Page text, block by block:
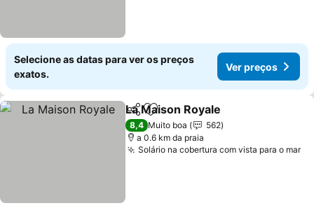
Selecione as datas para ver os preços
exatos.
Ver preços
PartilharAdicionar aos favoritos
La Maison Royale
8,4 Muito boa
562
a 0.6 km da praia
Solário na cobertura com vista para o mar